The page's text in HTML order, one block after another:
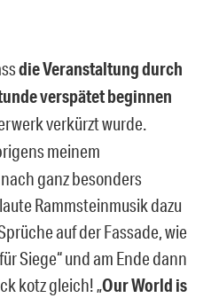
die Veranstaltung durch
verspätet beginnen
verkürzt wurde.
meinem
ganz besonders
Rammsteinmusik dazu
auf der Fassade, wie
Siege“ und am Ende dann
kotz gleich! „Our World is